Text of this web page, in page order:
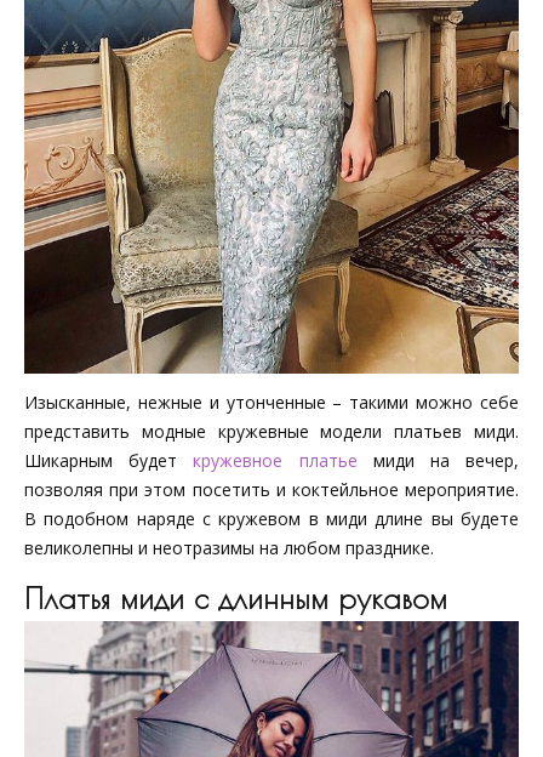
Изысканные, нежные и утонченные – такими можно себе
представить модные кружевные модели платьев миди.
Шикарным будеткружевное платье миди на вечер,
позволяя при этом посетить и коктейльное мероприятие.
В подобном наряде с кружевом в миди длине вы будете
великолепны и неотразимы на любом празднике.
Платья миди с длинным рукавом